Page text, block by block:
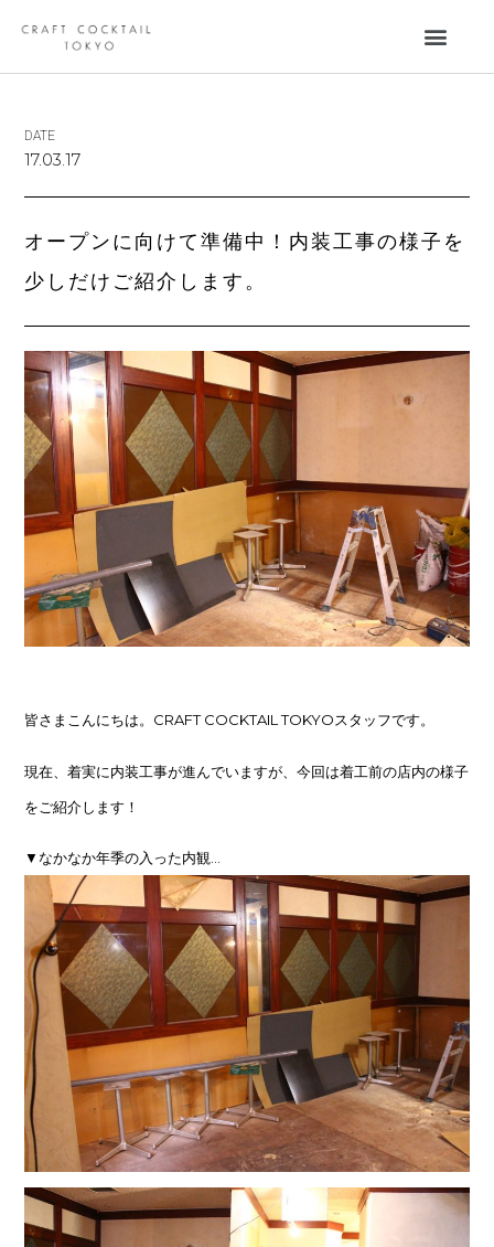
DATE
17.03.17
オープンに向けて準備中！内装工事の様子を
少しだけご紹介します。
皆さまこんにちは。CRAFT COCKTAIL TOKYOスタッフです。
現在、着実に内装工事が進んでいますが、今回は着工前の店内の様子
をご紹介します！
▼なかなか年季の入った内観…